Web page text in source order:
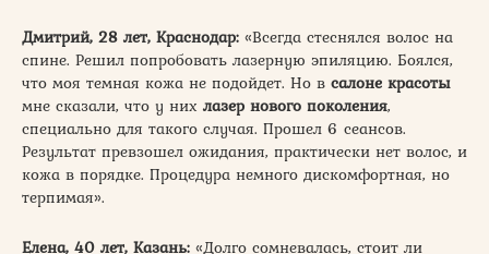
Дмитрий, 28 лет, Краснодар: «Всегда стеснялся волос на
спине. Решил попробовать лазерную эпиляцию. Боялся,
что моя темная кожа не подойдет. Но в салоне красоты
мне сказали, что у них лазер нового поколения,
специально для такого случая. Прошел 6 сеансов.
Результат превзошел ожидания, практически нет волос, и
кожа в порядке. Процедура немного дискомфортная, но
терпимая».
Елена, 40 лет, Казань: «Долго сомневалась, стоит ли